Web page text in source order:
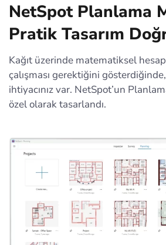
NetSpot Planlama
Pratik Tasarım
Kağıt üzerinde matematiksel
çalışması gerektiğini
ihtiyacınız var. NetSpot’un
özel olarak tasarlandı.